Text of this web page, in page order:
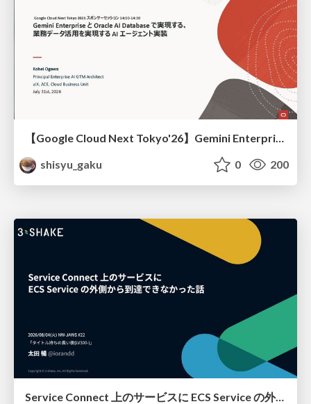
【Google Cloud Next Tokyo'26】Gemini Enterprise と Oracle AI Database で実現する、 業務データ活用を実現する AI エージェント実装
shisyu_gaku
0 200
Service Connect 上のサービスに ECS Service の外側から到達できなかった話